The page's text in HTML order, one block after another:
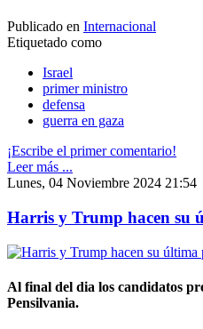
Publicado en Internacional
Etiquetado como
Israel
primer ministro
defensa
guerra en gaza
¡Escribe el primer comentario!
Leer más ...
Lunes, 04 Noviembre 2024 21:54
Harris y Trump hacen su
Al final del dia los candidatos
Pensilvania.